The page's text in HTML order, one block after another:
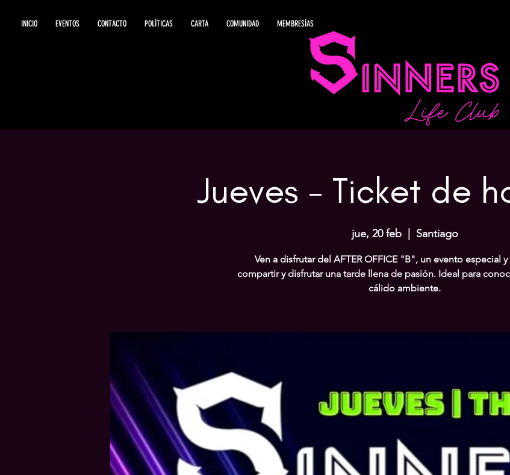
INICIO EVENTOS CONTACTO POLÍTICAS CARTA COMUNIDAD MEMBRESÍAS
Jueves - Ticket de
jue, 20 feb
  |
Santiago
Ven a disfrutar del AFTER OFFICE "B", un evento especial
compartir y disfrutar una tarde llena de pasión. Ideal para
cálido ambiente.